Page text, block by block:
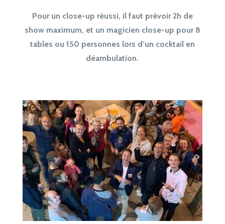
Pour un close-up réussi, il faut prévoir 2h de
show maximum, et un magicien close-up pour 8
tables ou 150 personnes lors d’un cocktail en
déambulation.